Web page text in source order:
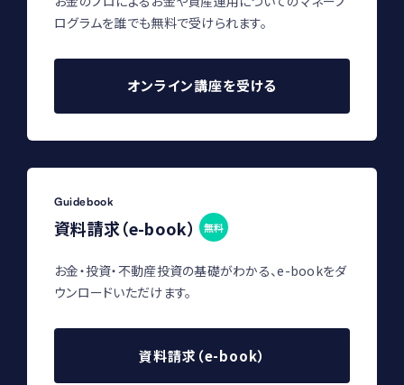
ログラムを誰でも無料で受けられます。
オンライン講座を受ける
Guidebook
資料請求（e-book） 無料
お金・投資・不動産投資の基礎がわかる、e-bookをダ
ウンロードいただけます。
資料請求（e-book）